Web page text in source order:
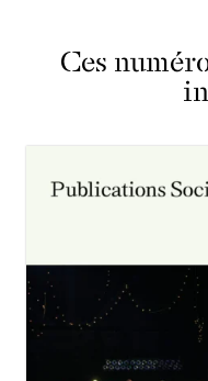
Ces